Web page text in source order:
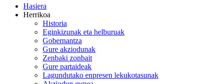
Hasiera
Herrikoa
Historia
Eginkizunak eta helburuak
Gobernantza
Gure akziodunak
Zenbaki zonbait
Gure partaideak
Lagundutako enpresen lekukotasunak